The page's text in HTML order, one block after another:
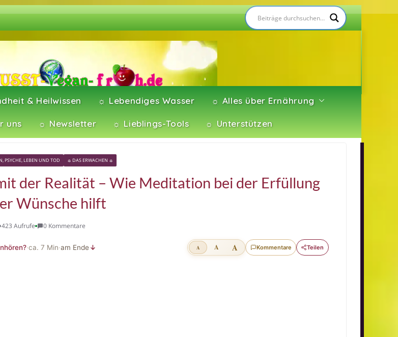
& Heilwissen ☼ Lebendiges Wasser ☼ Alles über Ernährung
uns ☼ Newsletter ☼ Lieblings-Tools ☼ Unterstützen
PSYCHE, LEBEN UND TOD ☼ DAS ERWACHEN ☼
der Realität – Wie Meditation bei der Erfüllung
Wünsche hilft
423 Aufrufe 0 Kommentare
·ca.7 Min·am Ende ↓ A A A Kommentare Teilen